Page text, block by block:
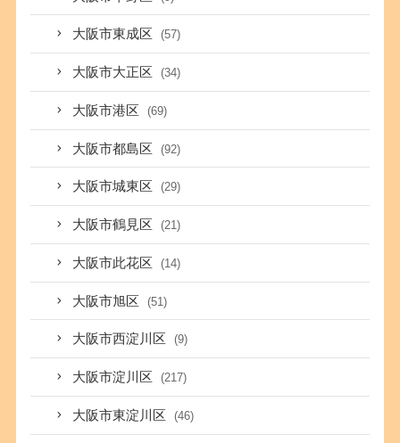
大阪市東成区 (57)
大阪市大正区 (34)
大阪市港区 (69)
大阪市都島区 (92)
大阪市城東区 (29)
大阪市鶴見区 (21)
大阪市此花区 (14)
大阪市旭区 (51)
大阪市西淀川区 (9)
大阪市淀川区 (217)
大阪市東淀川区 (46)